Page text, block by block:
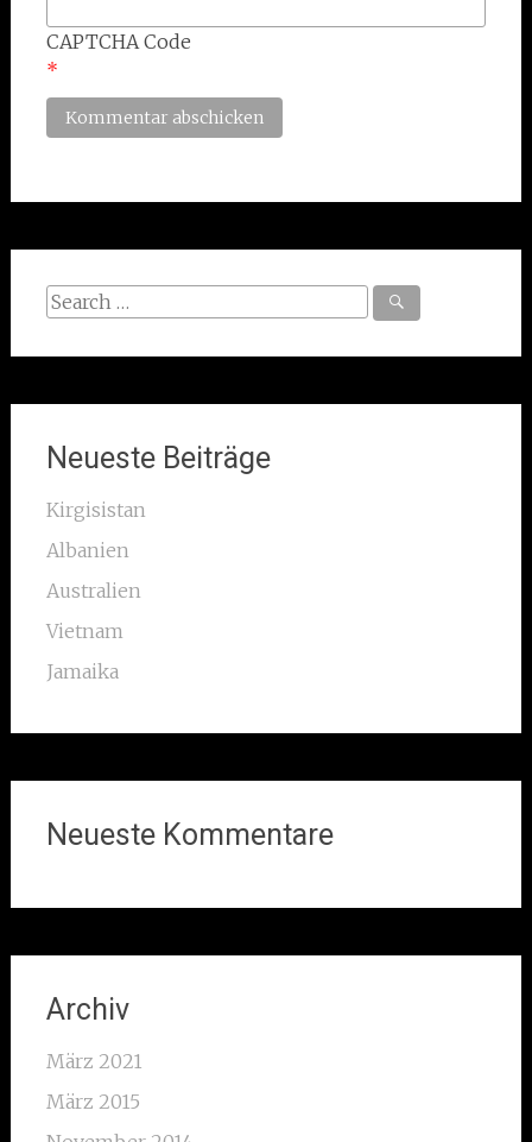
CAPTCHA Code
*
Search
Neueste Beiträge
Kirgisistan
Albanien
Australien
Vietnam
Jamaika
Neueste Kommentare
Archiv
März 2021
März 2015